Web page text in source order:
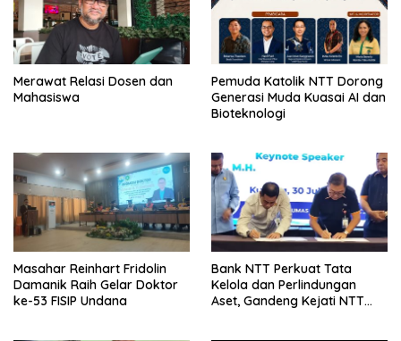
Merawat Relasi Dosen dan
Mahasiswa
Pemuda Katolik NTT Dorong
Generasi Muda Kuasai AI dan
Bioteknologi
Masahar Reinhart Fridolin
Damanik Raih Gelar Doktor
ke-53 FISIP Undana
Bank NTT Perkuat Tata
Kelola dan Perlindungan
Aset, Gandeng Kejati NTT